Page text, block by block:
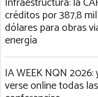
créditos por 387,8
dólares para obras
energía
IA WEEK NQN
verse online todas las